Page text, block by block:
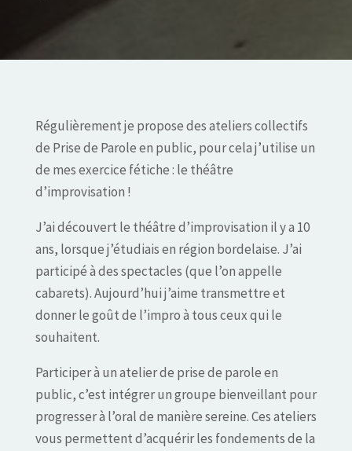
Régulièrement je propose des ateliers collectifs
de Prise de Parole en public, pour cela j’utilise un
de mes exercice fétiche : le théâtre
d’improvisation !
J’ai découvert le théâtre d’improvisation il y a 10
ans, lorsque j’étudiais en région bordelaise. J’ai
participé à des spectacles (que l’on appelle
cabarets). Aujourd’hui j’aime transmettre et
donner le goût de l’impro à tous ceux qui le
souhaitent.
Participer à un atelier de prise de parole en
public, c’est intégrer un groupe bienveillant pour
progresser à l’oral de manière sereine. Ces ateliers
vous permettent d’acquérir les fondements de la